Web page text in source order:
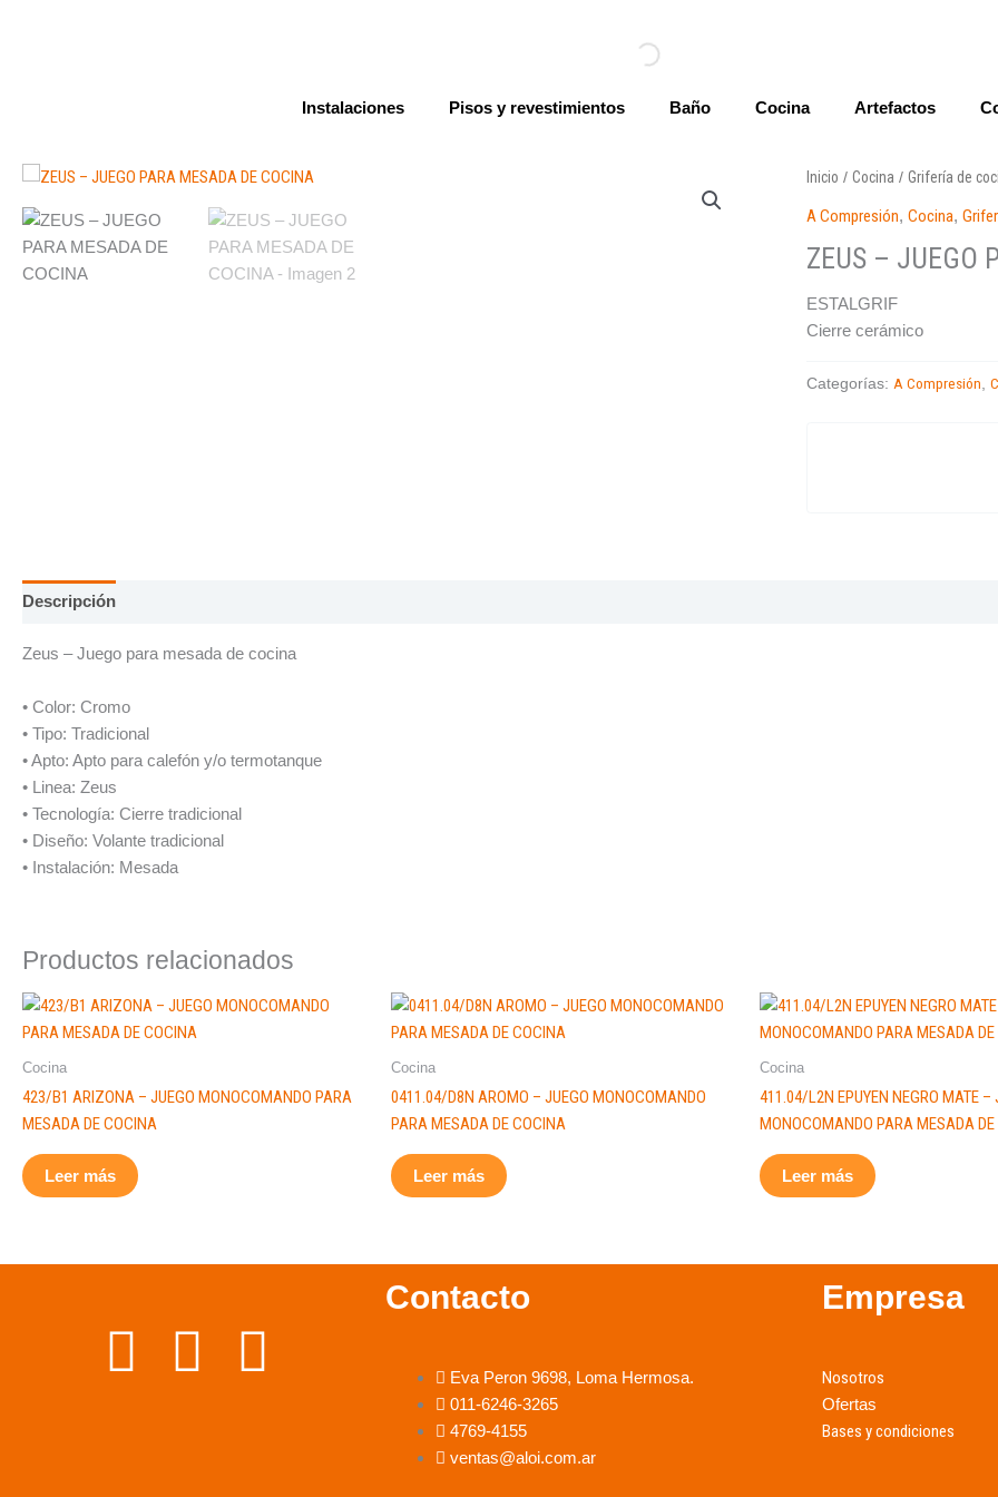
Instalaciones Pisos y revestimientos Baño Cocina Artefactos
Inicio /Cocina /Grifería de
A Compresión,Cocina,
ZEUS – JUEGO
ESTALGRIF
Cierre cerámico
Categorías: A Compresión ,
Descripción
Zeus – Juego para mesada de cocina
• Color: Cromo
• Tipo: Tradicional
• Apto: Apto para calefón y/o termotanque
• Linea: Zeus
• Tecnología: Cierre tradicional
• Diseño: Volante tradicional
• Instalación: Mesada
Productos relacionados
Cocina
423/B1 ARIZONA – JUEGO MONOCOMANDO PARA
MESADA DE COCINA
Leer más
Cocina
0411.04/D8N AROMO – JUEGO MONOCOMANDO
PARA MESADA DE COCINA
Leer más
Cocina
411.04/L2N EPUYEN NEGRO MATE –
MONOCOMANDO PARA MESADA
Leer más
F
I
W
Contacto
Eva Peron 9698, Loma Hermosa.
011-6246-3265
4769-4155
ventas@aloi.com.ar
Empresa
Nosotros
Ofertas
Bases y condiciones